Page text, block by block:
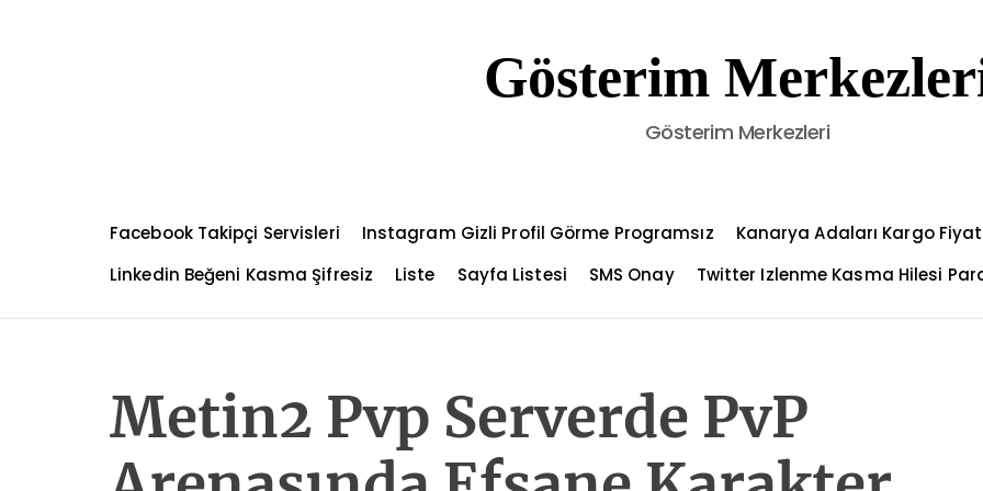
t
Gösterim
Gösterim Merkezleri
Facebook Takipçi Servisleri Instagram Gizli Profil Görme Programsız
Kanarya Adaları Kargo
Linkedin Beğeni Kasma Şifresiz
Liste Sayfa Listesi SMS Onay Twitter Izlenme Kasma Hilesi
Metin2 Pvp Serverde PvP